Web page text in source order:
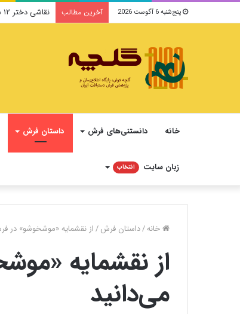
پنج‌شنبه 6 آگوست 2026 آخرین مطالب نقاشی دختر ۱۲ ساله، سفیر فرهنگ و صلح ایرانی در یونسکو می‌شود
خانه دانستنی‌های فرش داستان فرش
زبان سایت انتخاب
خانه/داستان فرش/از نقشمایه «موشخوشو» در
از نقشمایه
می‌دانید